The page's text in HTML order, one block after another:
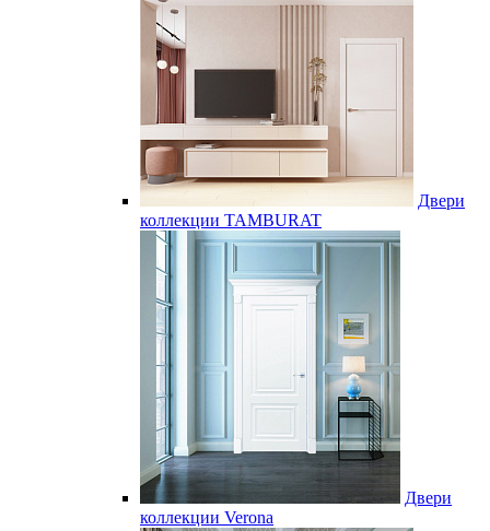
Двери
коллекции TAMBURAT
Двери
коллекции Verona